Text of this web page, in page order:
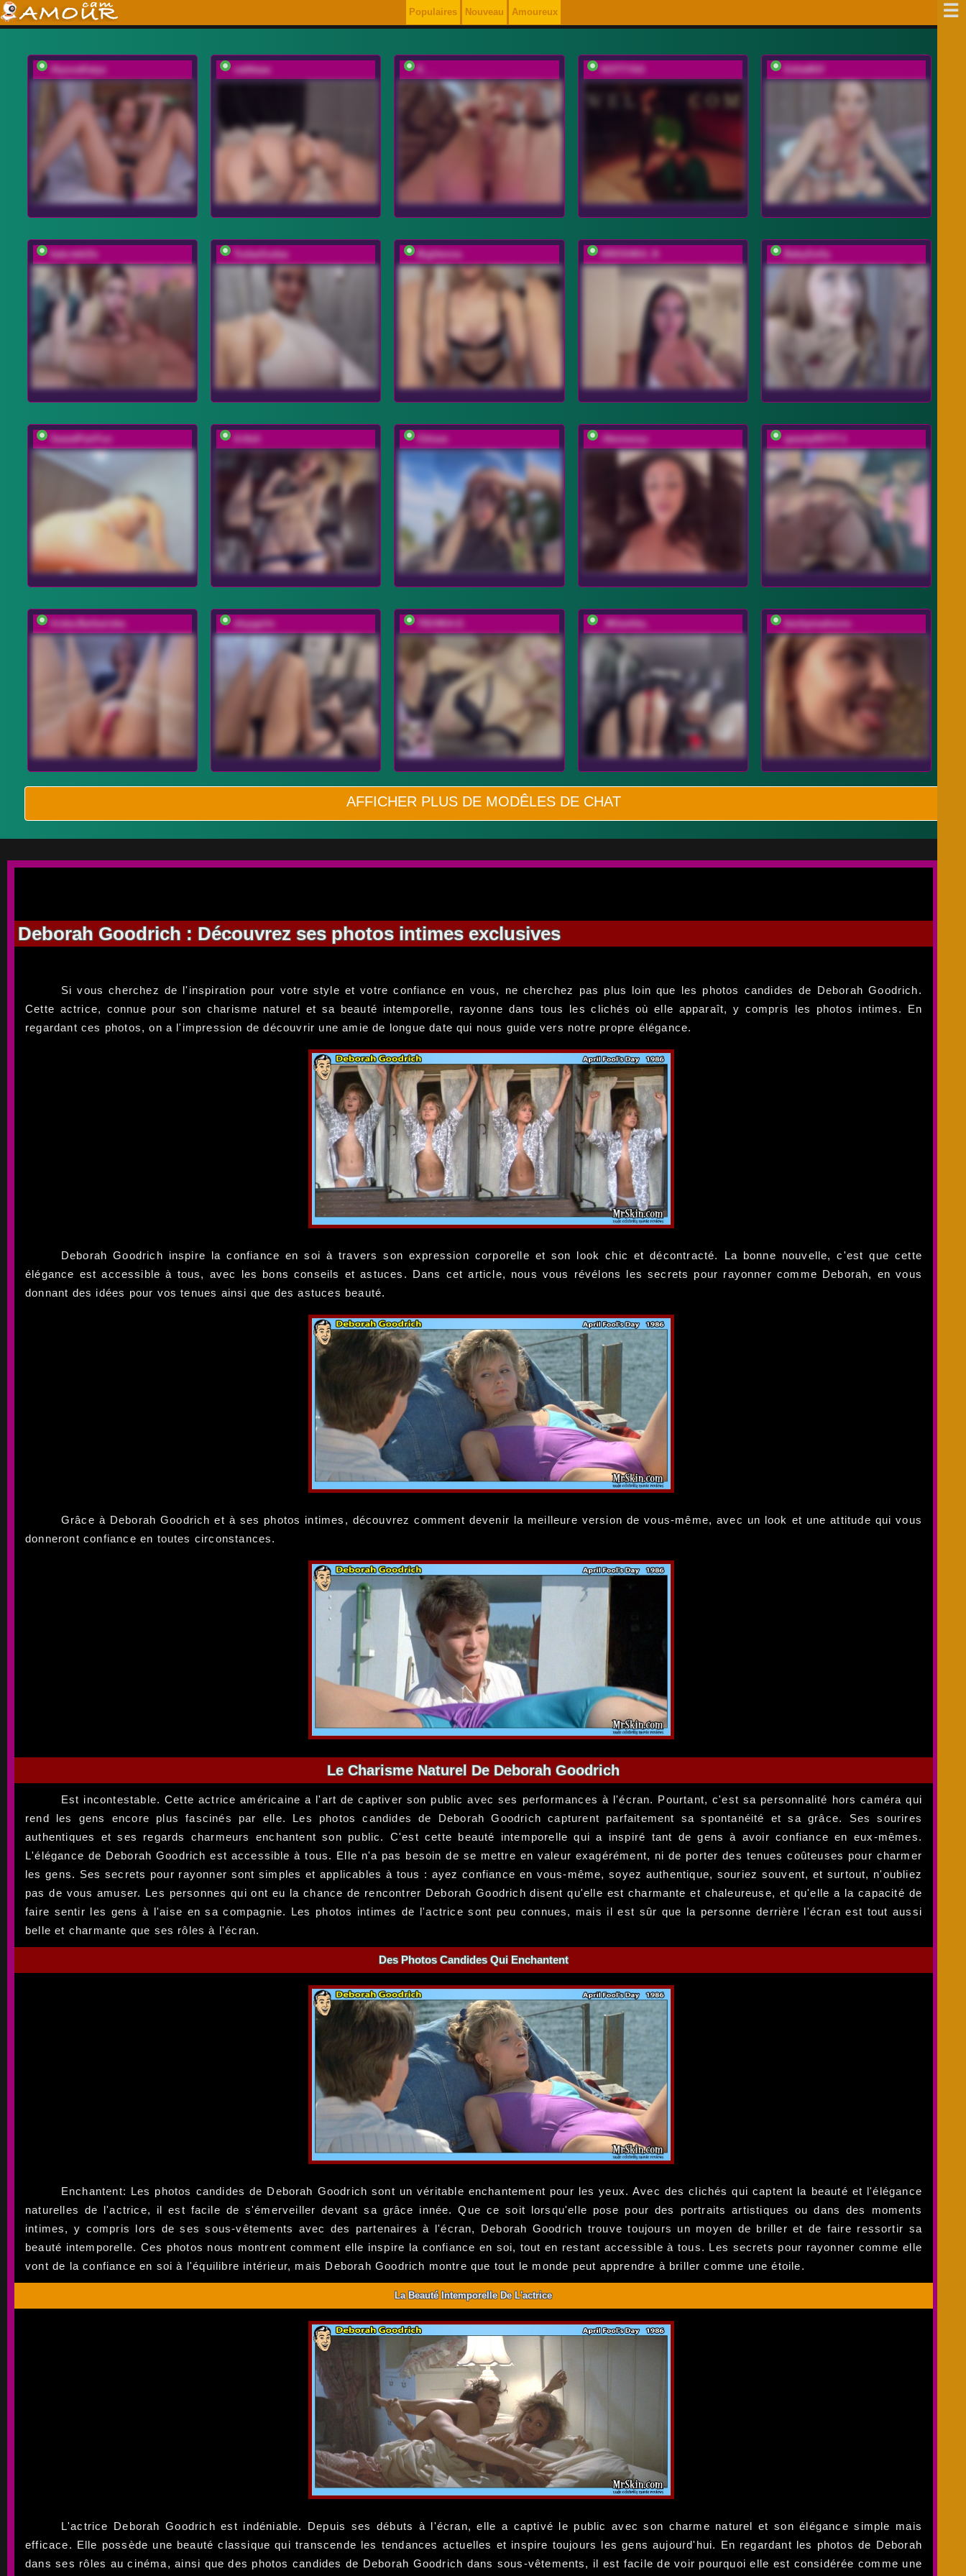
Populaires Nouveau Amoureux
AlyonaKatya vattttaaa KOTTYAA EditaMilf
kate-tekille TudaaSudaa Bigtitevna KROSHKA_N BabyGolly
SweetPairFun A-Huli Chloee -Hennessy- qwerty95777-1
Iriska-Barbariska shyygirls T0CHKA-G _Milashka_ beckymadsons
AFFICHER PLUS DE MODÊLES DE CHAT
Deborah Goodrich : Découvrez ses photos intimes exclusives
Si vous cherchez de l'inspiration pour votre style et votre confiance en vous, ne cherchez pas plus loin que les photos candides de Deborah Goodrich.
Cette actrice, connue pour son charisme naturel et sa beauté intemporelle, rayonne dans tous les clichés où elle apparaît, y compris les photos intimes. En
regardant ces photos, on a l'impression de découvrir une amie de longue date qui nous guide vers notre propre élégance.
Deborah Goodrich inspire la confiance en soi à travers son expression corporelle et son look chic et décontracté. La bonne nouvelle, c'est que cette
élégance est accessible à tous, avec les bons conseils et astuces. Dans cet article, nous vous révélons les secrets pour rayonner comme Deborah, en vous
donnant des idées pour vos tenues ainsi que des astuces beauté.
Grâce à Deborah Goodrich et à ses photos intimes, découvrez comment devenir la meilleure version de vous-même, avec un look et une attitude qui vous
donneront confiance en toutes circonstances.
Le Charisme Naturel De Deborah Goodrich
Est incontestable. Cette actrice américaine a l'art de captiver son public avec ses performances à l'écran. Pourtant, c'est sa personnalité hors caméra qui
rend les gens encore plus fascinés par elle. Les photos candides de Deborah Goodrich capturent parfaitement sa spontanéité et sa grâce. Ses sourires
authentiques et ses regards charmeurs enchantent son public. C'est cette beauté intemporelle qui a inspiré tant de gens à avoir confiance en eux-mêmes.
L'élégance de Deborah Goodrich est accessible à tous. Elle n'a pas besoin de se mettre en valeur exagérément, ni de porter des tenues coûteuses pour charmer
les gens. Ses secrets pour rayonner sont simples et applicables à tous : ayez confiance en vous-même, soyez authentique, souriez souvent, et surtout, n'oubliez
pas de vous amuser. Les personnes qui ont eu la chance de rencontrer Deborah Goodrich disent qu'elle est charmante et chaleureuse, et qu'elle a la capacité de
faire sentir les gens à l'aise en sa compagnie. Les photos intimes de l'actrice sont peu connues, mais il est sûr que la personne derrière l'écran est tout aussi
belle et charmante que ses rôles à l'écran.
Des Photos Candides Qui Enchantent
Enchantent: Les photos candides de Deborah Goodrich sont un véritable enchantement pour les yeux. Avec des clichés qui captent la beauté et l'élégance
naturelles de l'actrice, il est facile de s'émerveiller devant sa grâce innée. Que ce soit lorsqu'elle pose pour des portraits artistiques ou dans des moments
intimes, y compris lors de ses sous-vêtements avec des partenaires à l'écran, Deborah Goodrich trouve toujours un moyen de briller et de faire ressortir sa
beauté intemporelle. Ces photos nous montrent comment elle inspire la confiance en soi, tout en restant accessible à tous. Les secrets pour rayonner comme elle
vont de la confiance en soi à l'équilibre intérieur, mais Deborah Goodrich montre que tout le monde peut apprendre à briller comme une étoile.
La Beauté Intemporelle De L'actrice
L'actrice Deborah Goodrich est indéniable. Depuis ses débuts à l'écran, elle a captivé le public avec son charme naturel et son élégance simple mais
efficace. Elle possède une beauté classique qui transcende les tendances actuelles et inspire toujours les gens aujourd'hui. En regardant les photos de Deborah
dans ses rôles au cinéma, ainsi que des photos candides de Deborah Goodrich dans sous-vêtements, il est facile de voir pourquoi elle est considérée comme une